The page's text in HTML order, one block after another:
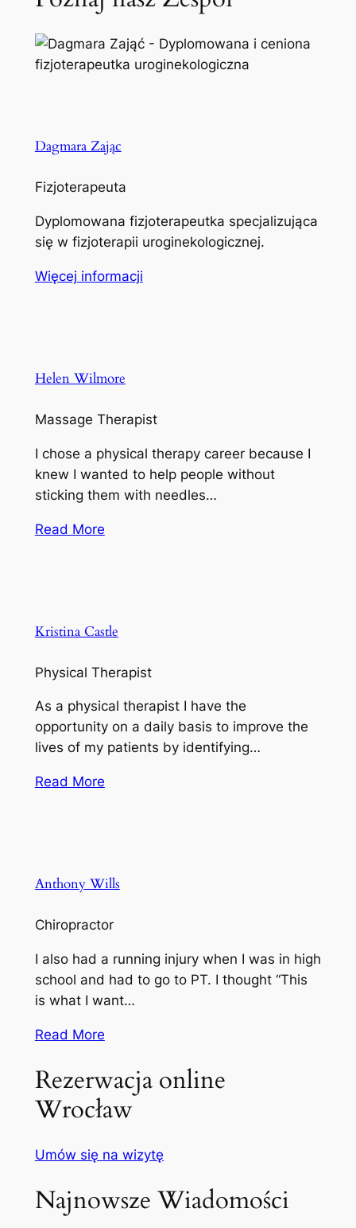
Dagmara Zając
Fizjoterapeuta
Dyplomowana fizjoterapeutka specjalizująca
się w fizjoterapii uroginekologicznej.
Więcej informacji
Helen Wilmore
Massage Therapist
I chose a physical therapy career because I
knew I wanted to help people without
sticking them with needles…
Read More
Kristina Castle
Physical Therapist
As a physical therapist I have the
opportunity on a daily basis to improve the
lives of my patients by identifying…
Read More
Anthony Wills
Chiropractor
I also had a running injury when I was in high
school and had to go to PT. I thought “This
is what I want…
Read More
Rezerwacja online
Wrocław
Umów się na wizytę
Najnowsze Wiadomości